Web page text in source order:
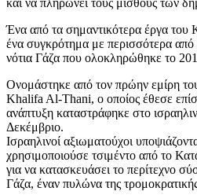
και να πληρώνει τους μισθούς των
Ένα από τα σημαντικότερα έργα του
ένα συγκρότημα με περισσότερα
νότια Γάζα που ολοκληρώθηκε το
Ονομάστηκε από τον πρώην εμίρη
Khalifa Al-Thani, ο οποίος έθεσε
ανάπτυξη καταστράφηκε στο
Δεκέμβριο.
Ισραηλινοί αξιωματούχοι
χρησιμοποιούσε τσιμέντο από το
για να κατασκευάσει το περίτεχνο
Γάζα, έναν πυλώνα της